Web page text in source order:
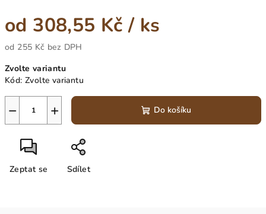
od 308,55 Kč / ks
od 255 Kč bez DPH
cena:
Zvolte variantu
Kód: Zvolte variantu
+
− Do košíku
Zeptat se Sdílet